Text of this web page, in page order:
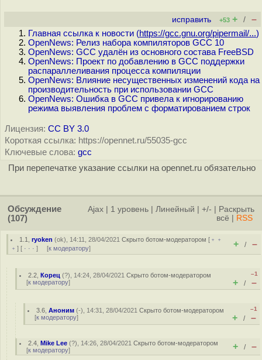
исправить +53 + / –
Главная ссылка к новости (https://gcc.gnu.org/pipermail/...)
OpenNews: Релиз набора компиляторов GCC 10
OpenNews: GCC удалён из основного состава FreeBSD
OpenNews: Проект по добавлению в GCC поддержки
распараллеливания процесса компиляции
OpenNews: Влияние несущественных изменений кода на
производительность при использовании GCC
OpenNews: Ошибка в GCC привела к игнорированию
режима выявления проблем с форматированием строк
Лицензия: CC BY 3.0
Короткая ссылка: https://opennet.ru/55035-gcc
Ключевые слова: gcc
При перепечатке указание ссылки на opennet.ru обязательно
Обсуждение
(107)
Ajax 1 уровень Линейный +/-
Раскрыть
всё
RSS
1.1 ,ryoken (ok), 14:11, 28/04/2021Скрыто ботом-модератором [ ﹢﹢
﹢ ] [ · · · ] [к модератору] + / –
2.2 ,Корец (?), 14:24, 28/04/2021Скрыто ботом-модератором
[к модератору]
–1
+ / –
3.6 ,Аноним (-), 14:31, 28/04/2021Скрыто ботом-модератором
[к модератору]
–1
+ / –
2.4 ,Mike Lee (?), 14:26, 28/04/2021Скрыто ботом-модератором
[к модератору] + / –